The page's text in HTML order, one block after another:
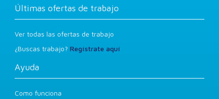
Últimas ofertas de trabajo
Ver todas las ofertas de trabajo
¿Buscas trabajo? Regístrate aquí
Ayuda
Como funciona